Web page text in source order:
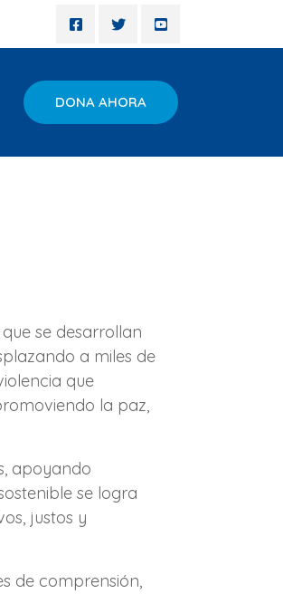
DONA AHORA
se desarrollan
a miles de
que
la paz,
apoyando
se logra
justos y
de comprensión,